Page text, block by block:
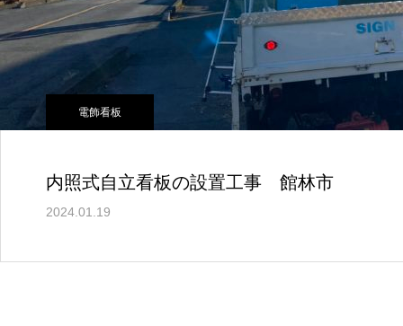
電飾看板
内照式自立看板の設置工事 館林市
2024.01.19